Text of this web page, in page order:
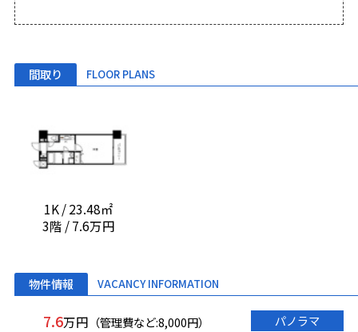
間取り FLOOR PLANS
1K / 23.48㎡
3階 / 7.6万円
物件情報 VACANCY INFORMATION
7.6万円 （管理費など:8,000円） パノラマ